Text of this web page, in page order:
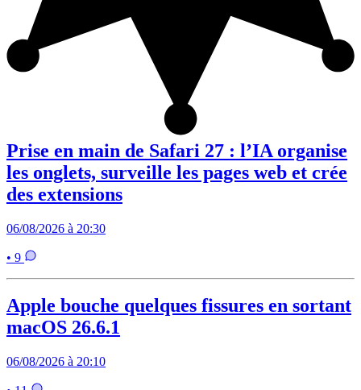
Prise en main de Safari 27 : l’IA organise
les onglets, surveille les pages web et crée
des extensions
06/08/2026 à 20:30
• 9
Apple bouche quelques fissures en sortant
macOS 26.6.1
06/08/2026 à 20:10